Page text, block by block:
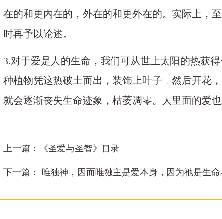
在的和更内在的，外在的和更外在的。实际上，
时再予以论述。
3.对于爱是人的生命，我们可从世上太阳的热获
种植物凭这热破土而出，装饰上叶子，然后开花
就会逐渐丧失生命迹象，枯萎凋零。人里面的爱
上一篇： 《圣爱与圣智》目录
下一篇： 唯独神，因而唯独主是爱本身，因为祂是生